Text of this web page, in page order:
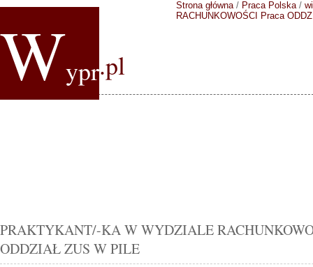
Wypr.pl
Strona główna/ Praca Polska/
RACHUNKOWOŚCI
Praca
PRAKTYKANT/-KA W WYDZIALE
ODDZIAŁ ZUS W PILE